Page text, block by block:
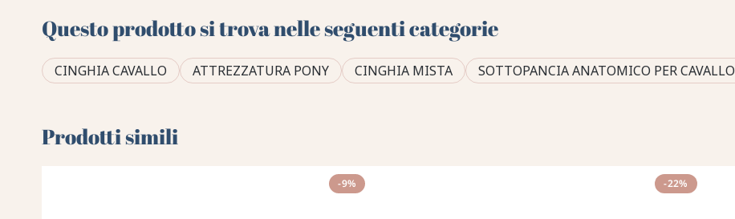
Questo prodotto si trova nelle seguenti categorie
CINGHIA CAVALLO ATTREZZATURA PONY CINGHIA MISTA SOTTOPANCIA ANATOMICO PER CAVALLO
Prodotti simili
-9% -22%